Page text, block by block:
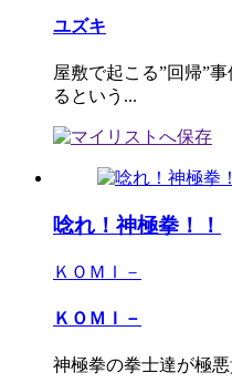
ユズキ
屋敷で起こる”回帰”
るという...
唸れ！神極拳！！
ＫＯＭＩ－
ＫＯＭＩ－
神極拳の拳士達が極